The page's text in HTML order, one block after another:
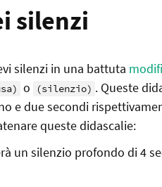
silenzi
silenzi in una battuta
o (silenzio) . Queste
e due secondi
queste didascalie:
un silenzio profondo di 4